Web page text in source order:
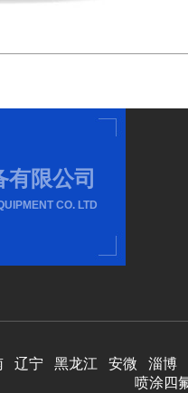
限公司
CO. LTD
辽宁 黑龙江 安微
淄博
喷涂四